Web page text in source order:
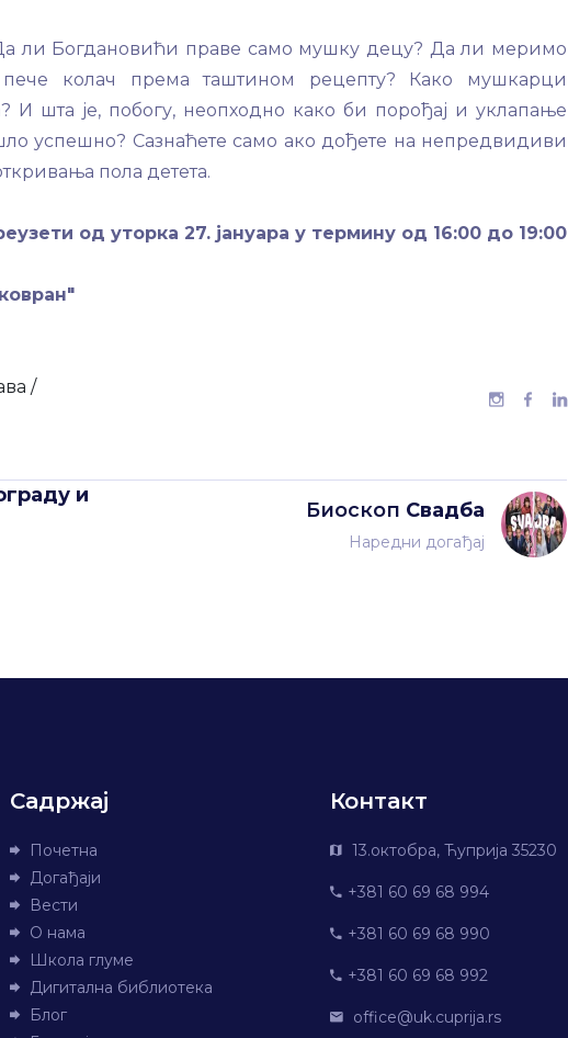
ли Богдановићи праве само мушку децу? Да ли меримо
колач према таштином рецепту? Како мушкарци
И шта је, побогу, неопходно како би порођај и уклапање
успешно? Сазнаћете само ако дођете на непредвидиви
пола детета.
од уторка 27. јануара у термину од 16:00 до 19:00
/
и
Биоскоп Свадба
Наредни догађај
Садржај
Почетна
Догађаји
Вести
О нама
Школа глуме
Дигитална библиотека
Блог
Контакт
13.октобра, Ћуприја 35230
+381 60 69 68 994
+381 60 69 68 990
+381 60 69 68 992
office@uk.cuprija.rs